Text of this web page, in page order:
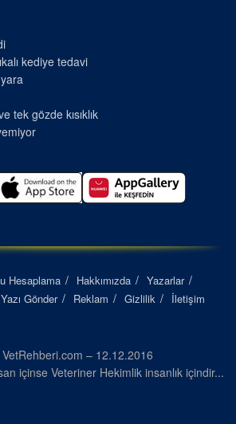
kediye tedavi
tek gözde kısıklık
Hesaplama Hakkımızda
Yazarlar
Yazı Gönder Reklam Gizlilik İletişim
– 12.12.2016
içinse Veteriner Hekimlik insanlık içindir...